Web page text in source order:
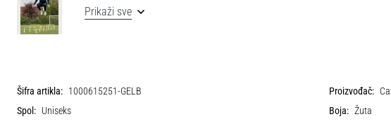
Prikaži sve
Šifra artikla: 1000615251-GELB Proizvođač:
Spol: Uniseks Boja: Žuta